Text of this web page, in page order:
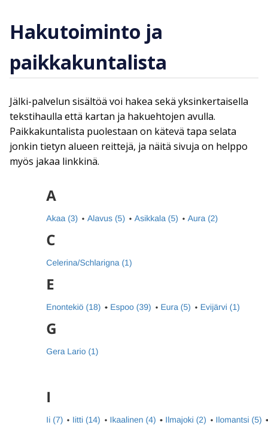
Hakutoiminto ja
paikkakuntalista
Jälki-palvelun sisältöä voi hakea sekä yksinkertaisella
tekstihaulla että kartan ja hakuehtojen avulla.
Paikkakuntalista puolestaan on kätevä tapa selata
jonkin tietyn alueen reittejä, ja näitä sivuja on helppo
myös jakaa linkkinä.